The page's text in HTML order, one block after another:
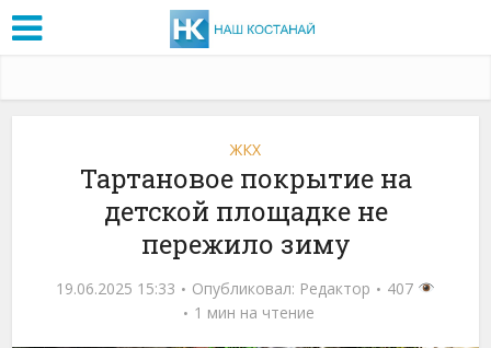
ЖКХ
Тартановое покрытие на
детской площадке не
пережило зиму
19.06.2025 15:33 Опубликовал: Редактор
407
1 мин на чтение